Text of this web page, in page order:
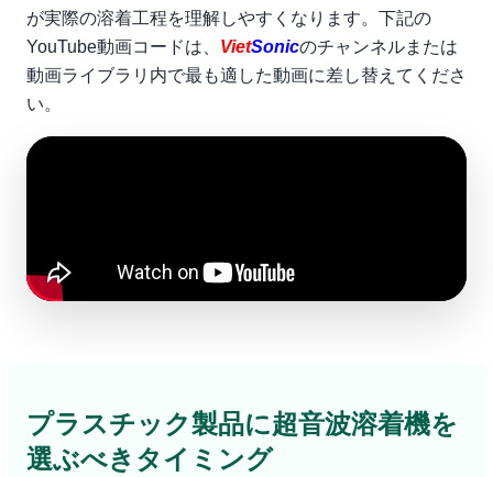
が実際の溶着工程を理解しやすくなります。下記の
YouTube動画コードは、 VietSonicのチャンネルまたは
動画ライブラリ内で最も適した動画に差し替えてくださ
い。
プラスチック製品に超音波溶着機を
選ぶべきタイミング